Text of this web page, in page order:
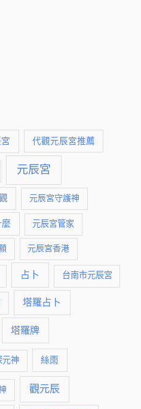
代觀元辰宮推薦
元辰宮
元辰宮守護神
元辰宮管家
元辰宮香港
占卜 台南市元辰宮
塔羅占卜
塔羅牌
元神 絲雨
觀元辰